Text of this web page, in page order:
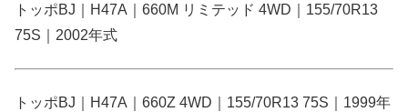
トッポBJ｜H47A｜660M リミテッド 4WD｜155/70R13
75S｜2002年式
トッポBJ｜H47A｜660Z 4WD｜155/70R13 75S｜1999年